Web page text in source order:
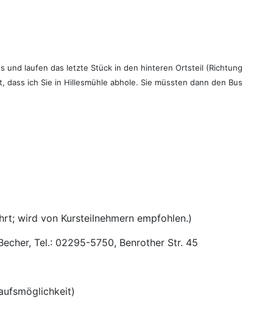
und laufen das letzte Stück in den hinteren Ortsteil (Richtung
ich Sie in Hillesmühle abhole. Sie müssten dann den Bus
wird von Kursteilnehmern empfohlen.)
Tel.: 02295-5750, Benrother Str. 45